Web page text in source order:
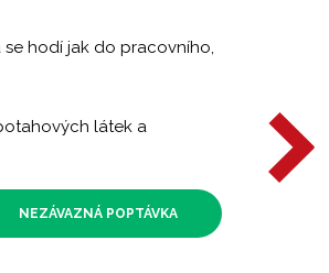
hodí jak do pracovního,
látek a
NEZÁVAZNÁ POPTÁVKA